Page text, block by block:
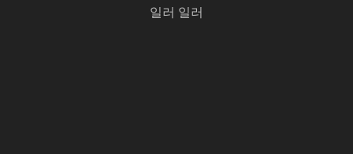
일러 일러